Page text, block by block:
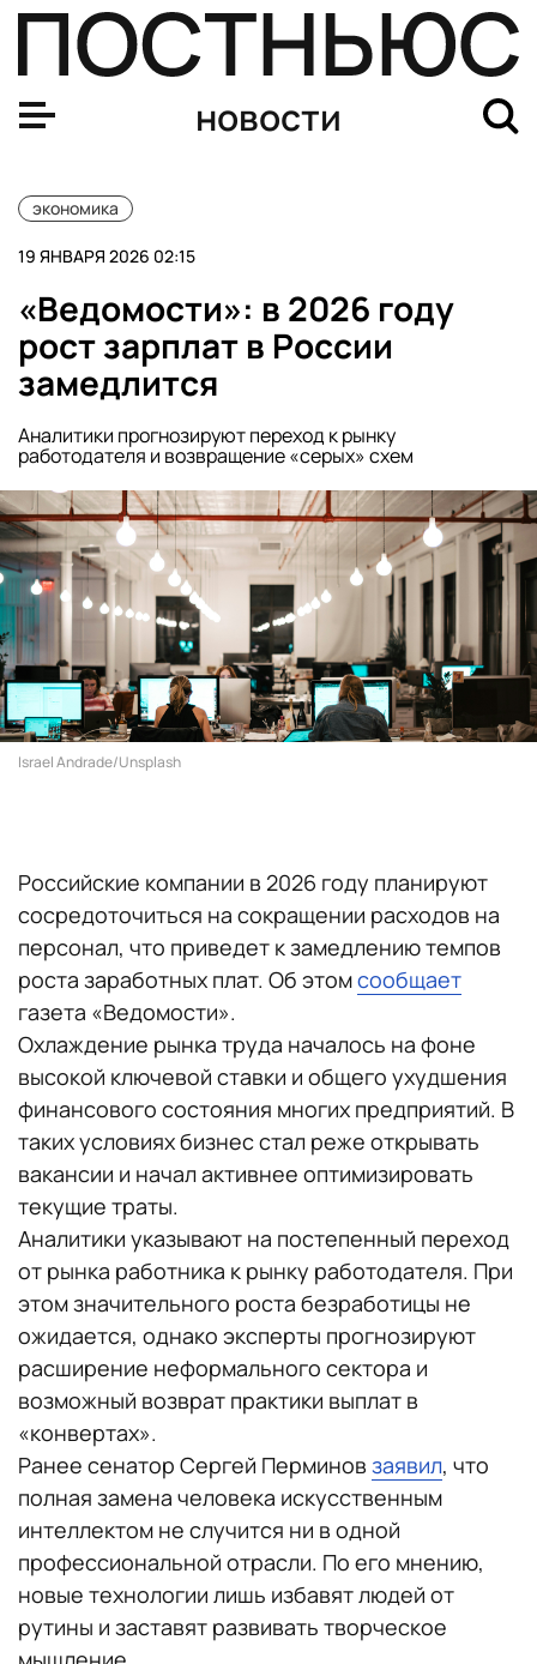
новости
экономика
19 ЯНВАРЯ 2026 02:15
«Ведомости»: в 2026 году
рост зарплат в России
замедлится
Аналитики прогнозируют переход к рынку
работодателя и возвращение «серых» схем
Israel Andrade/Unsplash
Российские компании в 2026 году планируют
сосредоточиться на сокращении расходов на
персонал, что приведет к замедлению темпов
роста заработных плат. Об этомсообщает
газета «Ведомости».
Охлаждение рынка труда началось на фоне
высокой ключевой ставки и общего ухудшения
финансового состояния многих предприятий. В
таких условиях бизнес стал реже открывать
вакансии и начал активнее оптимизировать
текущие траты.
Аналитики указывают на постепенный переход
от рынка работника к рынку работодателя. При
этом значительного роста безработицы не
ожидается, однако эксперты прогнозируют
расширение неформального сектора и
возможный возврат практики выплат в
«конвертах».
Ранее сенатор Сергей Перминов заявил, что
полная замена человека искусственным
интеллектом не случится ни в одной
профессиональной отрасли. По его мнению,
новые технологии лишь избавят людей от
рутины и заставят развивать творческое
Депутат Пахомов: льготная ипотека не поможет